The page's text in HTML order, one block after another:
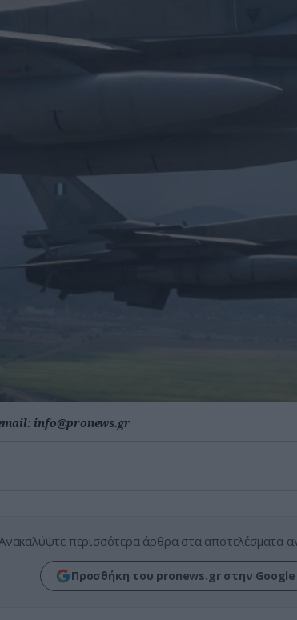
info@pronews.gr
περισσότερα άρθρα στα αποτελέσματα
Προσθήκη του pronews.gr στην Google